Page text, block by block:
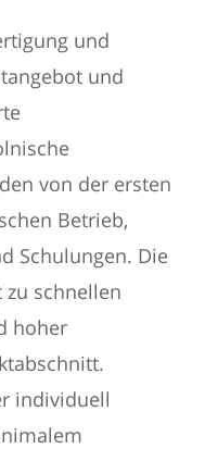
und
und
von der ersten
Betrieb,
Schulungen. Die
schnellen
hoher
individuell